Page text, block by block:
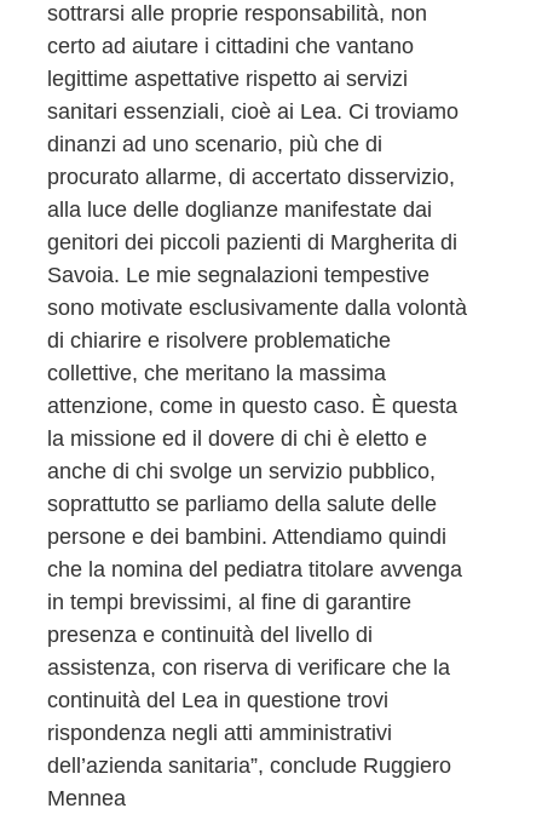
sottrarsi alle proprie responsabilità, non
certo ad aiutare i cittadini che vantano
legittime aspettative rispetto ai servizi
sanitari essenziali, cioè ai Lea. Ci troviamo
dinanzi ad uno scenario, più che di
procurato allarme, di accertato disservizio,
alla luce delle doglianze manifestate dai
genitori dei piccoli pazienti di Margherita di
Savoia. Le mie segnalazioni tempestive
sono motivate esclusivamente dalla volontà
di chiarire e risolvere problematiche
collettive, che meritano la massima
attenzione, come in questo caso. È questa
la missione ed il dovere di chi è eletto e
anche di chi svolge un servizio pubblico,
soprattutto se parliamo della salute delle
persone e dei bambini. Attendiamo quindi
che la nomina del pediatra titolare avvenga
in tempi brevissimi, al fine di garantire
presenza e continuità del livello di
assistenza, con riserva di verificare che la
continuità del Lea in questione trovi
rispondenza negli atti amministrativi
dell’azienda sanitaria”, conclude Ruggiero
Mennea